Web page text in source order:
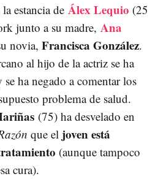
estancia de Álex Lequio (25
junto a su madre, Ana
novia, Francisca González.
al hijo de la actriz se ha
ha negado a comentar los
problema de salud.
(75) ha desvelado en
que el joven está
(aunque tampoco
cura).